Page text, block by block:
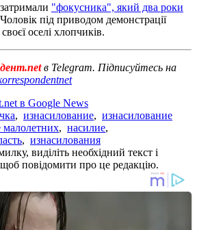
"фокусника", який два роки
під приводом демонстрації
оселі хлопчиків.
в Telegram. Підписуйтесь на
в Google News
, изнасилование, изнасилование
малолетних, насилие,
, изнасилования
виділіть необхідний текст і
повідомити про це редакцію.